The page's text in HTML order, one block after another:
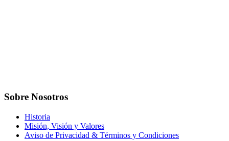
Sobre Nosotros
Historia
Misión, Visión y Valores
Aviso de Privacidad & Términos y Condiciones